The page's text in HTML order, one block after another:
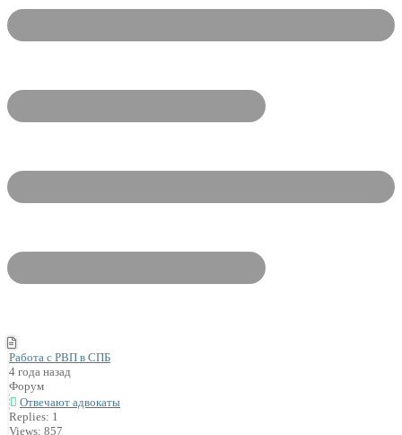
Работа с РВП в СПБ
4 года назад
Форум
Отвечают адвокаты
Replies: 1
Views: 857